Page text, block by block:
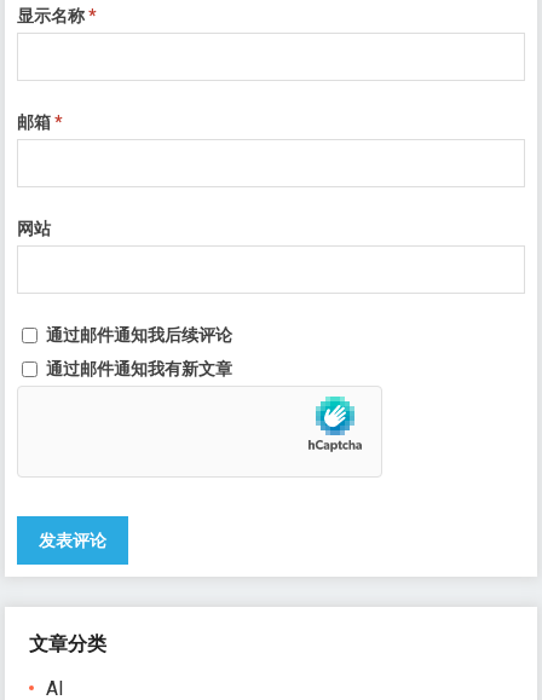
显示名称*
邮箱*
网站
通过邮件通知我后续评论
通过邮件通知我有新文章
文章分类
AI